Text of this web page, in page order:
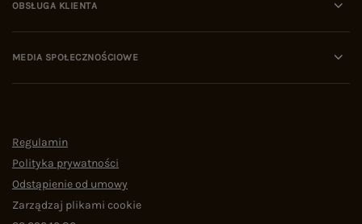
OBSŁUGA KLIENTA
MEDIA SPOŁECZNOŚCIOWE
Regulamin
Polityka prywatności
Odstąpienie od umowy
Zarządzaj plikami cookie